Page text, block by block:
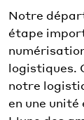
Notre
étape
logistiques.
notre
en une